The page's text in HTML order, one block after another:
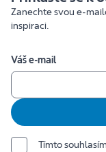
Zanechte svou e-
inspiraci.
Váš e-mail
Tímto